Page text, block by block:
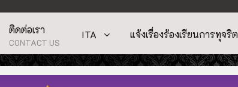
ติดต่อเรา
CONTACT US
ITA แจ้งเรื่องร้องเรียนการทุจริต